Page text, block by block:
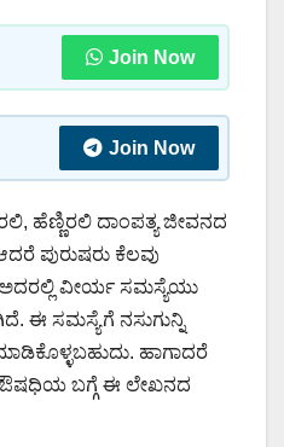
Join Now
Join Now
ಹೆಣ್ಣಿರಲಿ ದಾಂಪತ್ಯ ಜೀವನದ
ಪುರುಷರು ಕೆಲವು
ಅದರಲ್ಲಿ ವೀರ್ಯ ಸಮಸ್ಯೆಯು
ಈ ಸಮಸ್ಯೆಗೆ ನಸುಗುನ್ನಿ
ಹಾಗಾದರೆ
ಔಷಧಿಯ ಬಗ್ಗೆ ಈ ಲೇಖನದ